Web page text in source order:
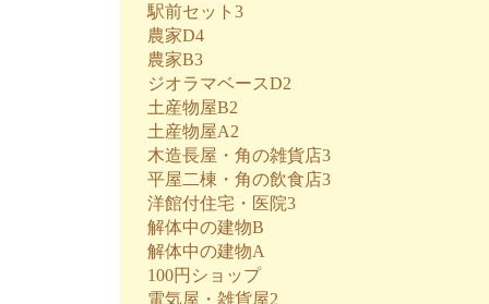
駅前セット3
農家D4
農家B3
ジオラマベースD2
土産物屋B2
土産物屋A2
木造長屋・角の雑貨店3
平屋二棟・角の飲食店3
洋館付住宅・医院3
解体中の建物B
解体中の建物A
100円ショップ
電気屋・雑貨屋2